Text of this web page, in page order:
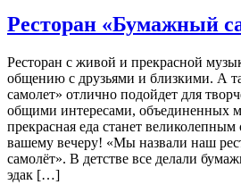
Ресторан «Бумажный
Ресторан с живой и прекрасной
общению с друзьями и близкими. А
самолет» отлично подойдет для
общими интересами, объединенных
прекрасная еда станет
вашему вечеру! «Мы назвали наш
самолёт». В детстве все делали
эдак […]